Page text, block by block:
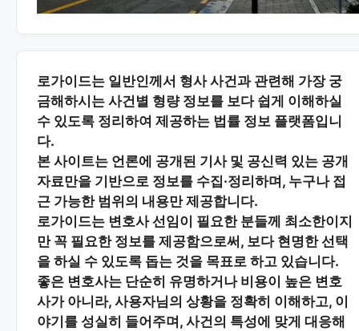
로가이드는 일반인께서 형사 사건과 관련해 가장 궁
금해하시는 사건별 형량 정보를 보다 쉽게 이해하실
수 있도록 정리하여 제공하는 법률 정보 플랫폼입니
다.
본 사이트는 언론에 공개된 기사 및 공신력 있는 공개
자료만을 기반으로 정보를 수집·정리하며, 누구나 접
근 가능한 범위의 내용만 제공합니다.
로가이드는 변호사 선임이 필요한 분들께 최소한이지
만 꼭 필요한 정보를 제공함으로써, 보다 현명한 선택
을 하실 수 있도록 돕는 것을 목표로 하고 있습니다.
좋은 변호사는 단순히 유명하거나 비용이 높은 변호
사가 아니라, 사용자님의 상황을 정확히 이해하고, 이
야기를 성실히 들어주며, 사건의 특성에 맞게 대응해